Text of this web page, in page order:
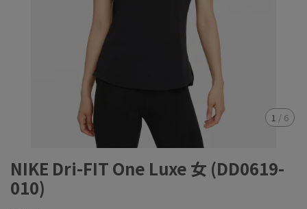
1 / 6
NIKE Dri-FIT One Luxe 女 (DD0619-
010)